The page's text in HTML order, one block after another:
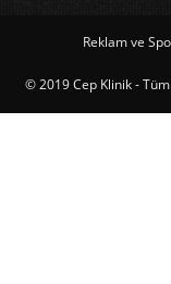
Reklam ve
© 2019 Cep Klinik - Tüm